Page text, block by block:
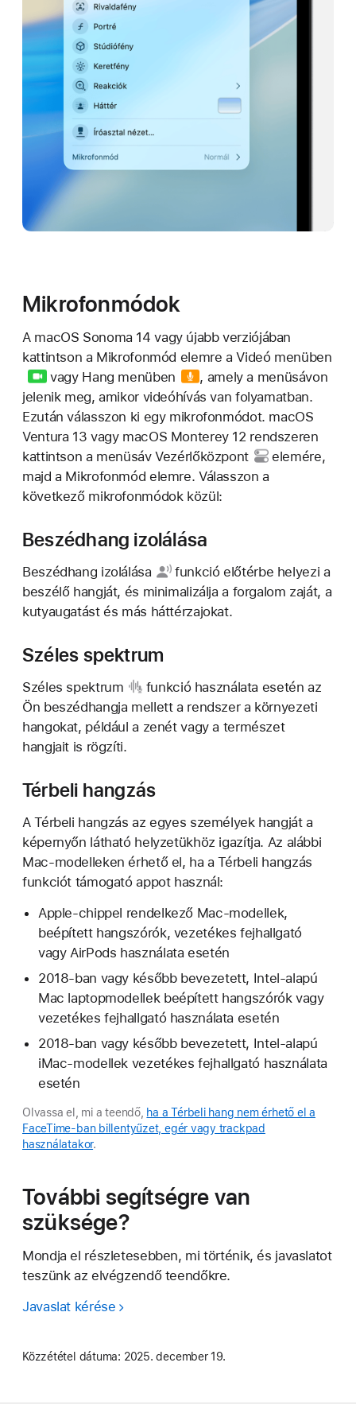
Mikrofonmódok
A macOS Sonoma 14 vagy újabb verziójában
kattintson a Mikrofonmód elemre aVideó menüben
vagy Hang menüben
, amely a menüsávon
jelenik meg, amikor videóhívás van folyamatban.
Ezután válasszon ki egy mikrofonmódot. macOS
Ventura 13 vagy macOS Monterey 12 rendszeren
kattintson a menüsávVezérlőközpont
elemére,
majd a Mikrofonmód elemre. Válasszon a
következő mikrofonmódok közül:
Beszédhang izolálása
Beszédhang izolálása
funkció előtérbe helyezi a
beszélő hangját, és minimalizálja a forgalom zaját, a
kutyaugatást és más háttérzajokat.
Széles spektrum
Széles spektrum
funkció használata esetén az
Ön beszédhangja mellett a rendszer a környezeti
hangokat, például a zenét vagy a természet
hangjait is rögzíti.
Térbeli hangzás
A Térbeli hangzás az egyes személyek hangját a
képernyőn látható helyzetükhöz igazítja. Az alábbi
Mac-modelleken érhető el, ha a Térbeli hangzás
funkciót támogató appot használ:
Apple-chippel rendelkező Mac-modellek,
beépített hangszórók, vezetékes fejhallgató
vagy AirPods használata esetén
2018-ban vagy később bevezetett, Intel-alapú
Mac laptopmodellek beépített hangszórók vagy
vezetékes fejhallgató használata esetén
2018-ban vagy később bevezetett, Intel-alapú
iMac-modellek vezetékes fejhallgató használata
esetén
Olvassa el, mi a teendő, ha a Térbeli hang nem érhető el a
FaceTime-ban billentyűzet, egér vagy trackpad
használatakor.
További segítségre van
szüksége?
Mondja el részletesebben, mi történik, és javaslatot
teszünk az elvégzendő teendőkre.
Javaslat kérése
Közzététel dátuma: 2025. december 19.